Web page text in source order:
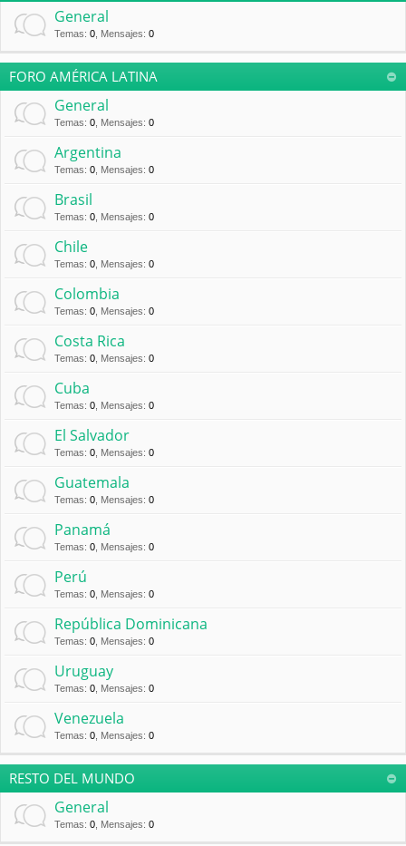
General
Temas: 0 Mensajes: 0
FORO AMÉRICA LATINA
General
Temas: 0 Mensajes: 0
Argentina
Temas: 0 Mensajes: 0
Brasil
Temas: 0 Mensajes: 0
Chile
Temas: 0 Mensajes: 0
Colombia
Temas: 0 Mensajes: 0
Costa Rica
Temas: 0 Mensajes: 0
Cuba
Temas: 0 Mensajes: 0
El Salvador
Temas: 0 Mensajes: 0
Guatemala
Temas: 0 Mensajes: 0
Panamá
Temas: 0 Mensajes: 0
Perú
Temas: 0 Mensajes: 0
República Dominicana
Temas: 0 Mensajes: 0
Uruguay
Temas: 0 Mensajes: 0
Venezuela
Temas: 0 Mensajes: 0
RESTO DEL MUNDO
General
Temas: 0 Mensajes: 0